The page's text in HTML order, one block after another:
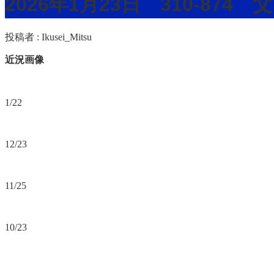
投稿者 : Ikusei_Mitsu
近況画像
1/22
12/23
11/25
10/23